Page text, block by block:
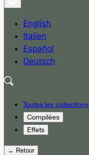
English
Italien
Español
Deutsch
Toutes les collections
Compilées
Effets
← Retour